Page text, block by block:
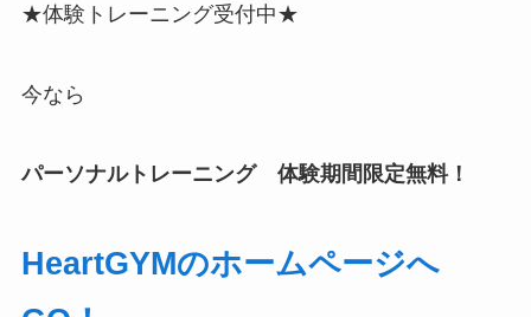
★体験トレーニング受付中★
今なら
パーソナルトレーニング 体験期間限定無料！
HeartGYMのホームページへ